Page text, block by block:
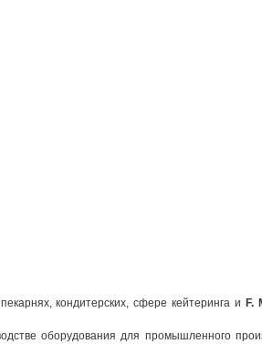
кондитерских, сфере кейтеринга и F.
оборудования для промышленного